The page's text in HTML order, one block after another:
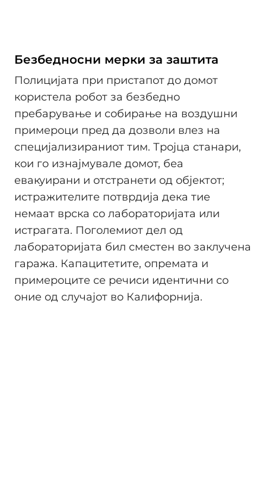
Безбедносни мерки за заштита
Полицијата при пристапот до домот
користела робот за безбедно
пребарување и собирање на воздушни
примероци пред да дозволи влез на
специјализираниот тим. Тројца станари,
кои го изнајмувале домот, беа
евакуирани и отстранети од објектот;
истражителите потврдија дека тие
немаат врска со лабораторијата или
истрагата. Поголемиот дел од
лабораторијата бил сместен во заклучена
гаража. Капацитетите, опремата и
примероците се речиси идентични со
оние од случајот во Калифорнија.